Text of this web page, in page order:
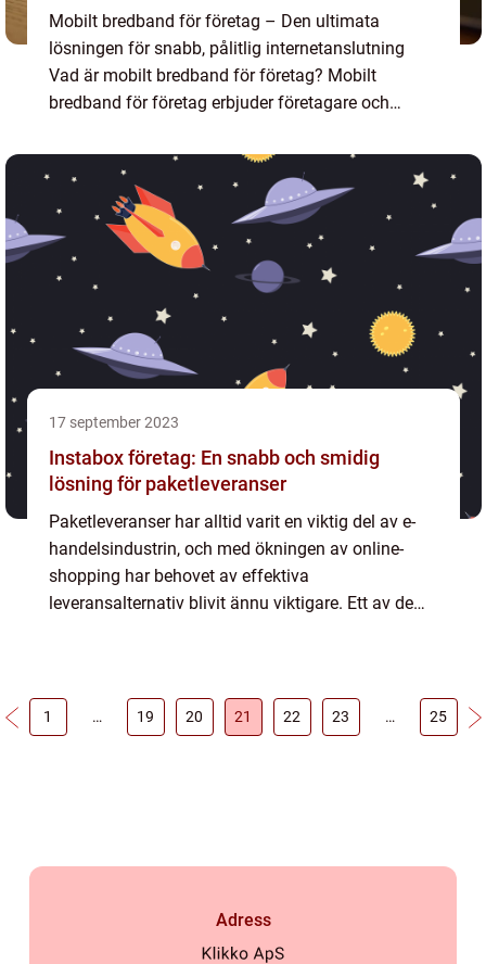
Mobilt bredband för företag – Den ultimata
lösningen för snabb, pålitlig internetanslutning
Vad är mobilt bredband för företag? Mobilt
bredband för företag erbjuder företagare och
utan behov av ...
17 september 2023
Instabox företag: En snabb och smidig
lösning för paketleveranser
Paketleveranser har alltid varit en viktig del av e-
handelsindustrin, och med ökningen av online-
shopping har behovet av effektiva
leveransalternativ blivit ännu viktigare. Ett av de
1 … 19 20 21 22 23 … 25
Adress